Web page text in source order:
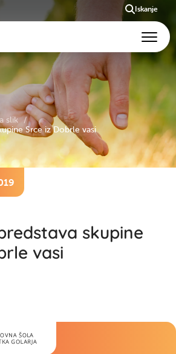
slik
Srce iz Dobrle vasi
skupine
vasi
Iskanje